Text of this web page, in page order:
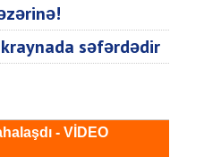
səfərdədir